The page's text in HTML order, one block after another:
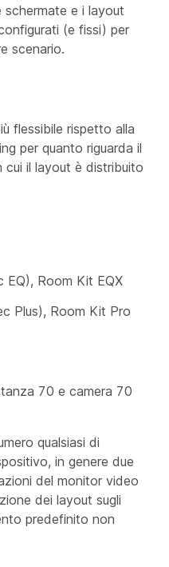
schermate e i layout
(e fissi) per
scenario.
flessibile rispetto alla
per quanto riguarda il
cui il layout è distribuito
EQ), Room Kit EQX
Plus), Room Kit Pro
70 e camera 70
qualsiasi di
in genere due
del monitor video
dei layout sugli
predefinito non